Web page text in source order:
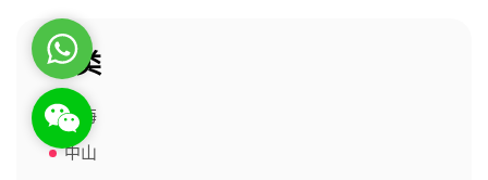
分类
上海
中山
WhatsApp
WeChat: rsgt819